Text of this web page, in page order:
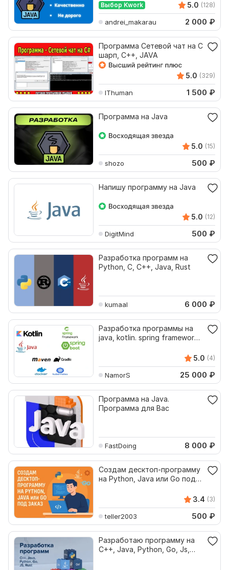
Выбор Kwork 5.0 (128)
andrei_makarau 2 000 ₽
Программа Сетевой чат на С
шарп, С++, JAVA
5.0 (329)
IThuman 1 500 ₽
Программа на Java
5.0 (15)
shozo 500 ₽
Напишу программу на Java
5.0 (12)
DigitMind 500 ₽
Разработка программ на
Python, C, C++, Java, Rust
kumaal 6 000 ₽
Разработка программы на
java, kotlin. spring framework,
5.0 (4)
NamorS 25 000 ₽
Программа на Java.
Программа для Ваc
FastDoing 8 000 ₽
Создам десктоп-программу
на Python, Java или Go под
3.4 (3)
teller2003 500 ₽
Разработаю программу на
C++, Java, Python, Go, Js,